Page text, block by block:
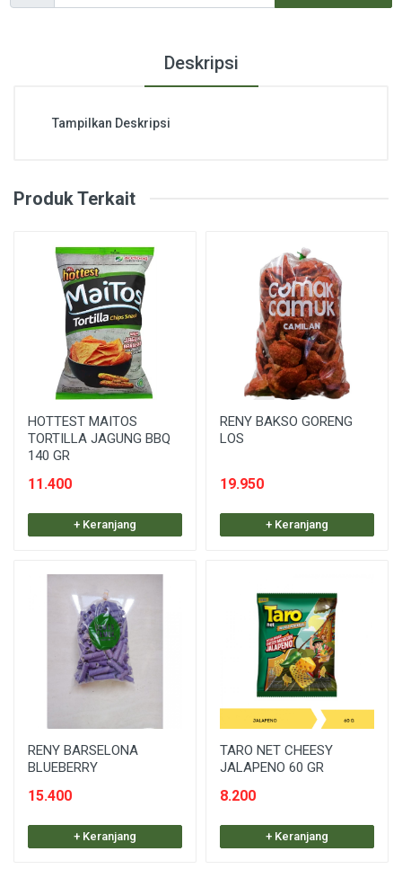
Deskripsi
Tampilkan Deskripsi
Produk Terkait
HOTTEST MAITOS
TORTILLA JAGUNG BBQ
140 GR
11.400
+ Keranjang
RENY BAKSO GORENG
LOS
19.950
+ Keranjang
RENY BARSELONA
BLUEBERRY
15.400
+ Keranjang
TARO NET CHEESY
JALAPENO 60 GR
8.200
+ Keranjang